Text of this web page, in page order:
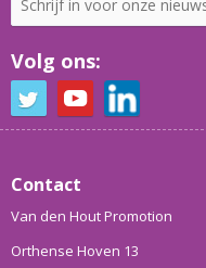
Volg ons:
Contact
Van den Hout Promotion
Orthense Hoven 13